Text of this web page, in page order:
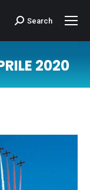
Cerca:Search
2020